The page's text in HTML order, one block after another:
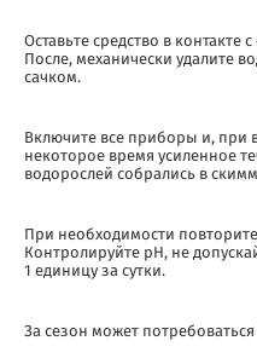
Оставьте средство в контакте
После, механически удалите
сачком.
Включите все приборы и, при
некоторое время усиленное
водорослей собрались в
При необходимости
Контролируйте pH, не
1 единицу за сутки.
За сезон может